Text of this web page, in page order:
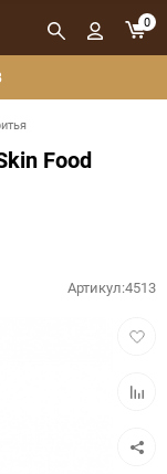
0
Food
Артикул:4513